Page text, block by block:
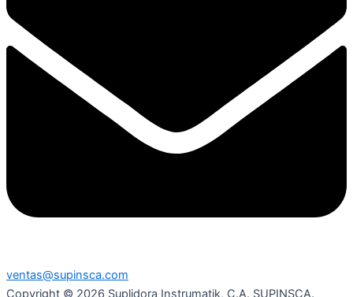
ventas@supinsca.com
Copyright © 2026 Suplidora Instrumatik, C.A. SUPINSCA.